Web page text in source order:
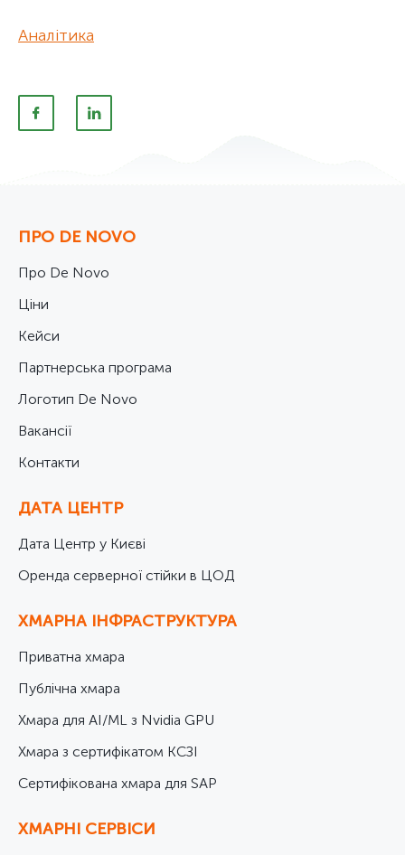
Аналітика
ПРО DE NOVO
Про De Novo
Ціни
Кейси
Партнерська програма
Логотип De Novo
Вакансії
Контакти
ДАТА ЦЕНТР
Дата Центр у Києві
Оренда серверної стійки в ЦОД
ХМАРНА ІНФРАСТРУКТУРА
Приватна хмара
Публічна хмара
Хмара для AI/ML з Nvidia GPU
Хмара з сертифікатом КСЗІ
Cертифікована хмара для SAP
ХМАРНІ СЕРВІСИ